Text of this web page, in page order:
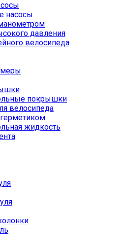
насосы
давления
велосипеда
покрышки
велосипеда
жидкость